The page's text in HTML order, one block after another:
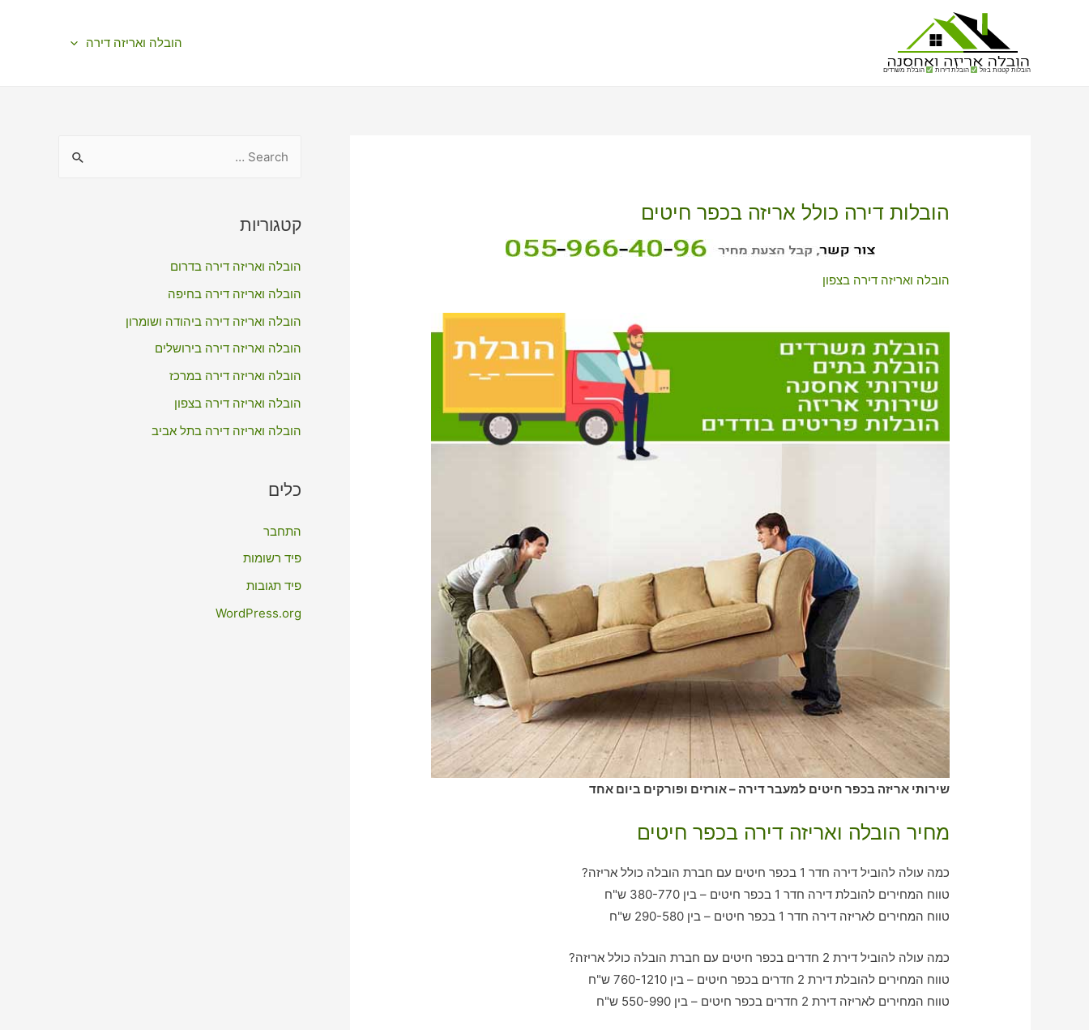
הובלות קטנות בזול הובלת דירות הובלת משרדים
הובלה ואריזה דירה
הובלות דירה כולל אריזה בכפר חיטים
הובלה ואריזה דירה בצפון
שירותי אריזה בכפר חיטים למעבר דירה – אורזים ופורקים ביום אחד
מחיר הובלה ואריזה דירה בכפר חיטים
כמה עולה להוביל דירה חדר 1 בכפר חיטים עם חברת הובלה כולל אריזה?
טווח המחירים להובלת דירה חדר 1 בכפר חיטים – בין 380-770 ש"ח
טווח המחירים לאריזה דירה חדר 1 בכפר חיטים – בין 290-580 ש"ח
כמה עולה להוביל דירת 2 חדרים בכפר חיטים עם חברת הובלה כולל אריזה?
טווח המחירים להובלת דירת 2 חדרים בכפר חיטים – בין 760-1210 ש"ח
טווח המחירים לאריזה דירת 2 חדרים בכפר חיטים – בין 550-990 ש"ח
r
h
f
o
קטגוריות
הובלה ואריזה דירה בדרום
הובלה ואריזה דירה בחיפה
הובלה ואריזה דירה ביהודה ושומרון
הובלה ואריזה דירה בירושלים
הובלה ואריזה דירה במרכז
הובלה ואריזה דירה בצפון
הובלה ואריזה דירה בתל אביב
כלים
התחבר
פיד רשומות
פיד תגובות
WordPress.org